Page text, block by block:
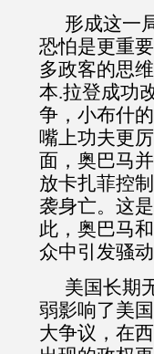
形成这一
恐怕是更重
多政客的思
本.拉登成功
争，小布什
嘴上功夫更
面，奥巴马
放卡扎菲控
袭身亡。这
此，奥巴马
众中引发骚
美国长期
弱影响了美
大争议，在